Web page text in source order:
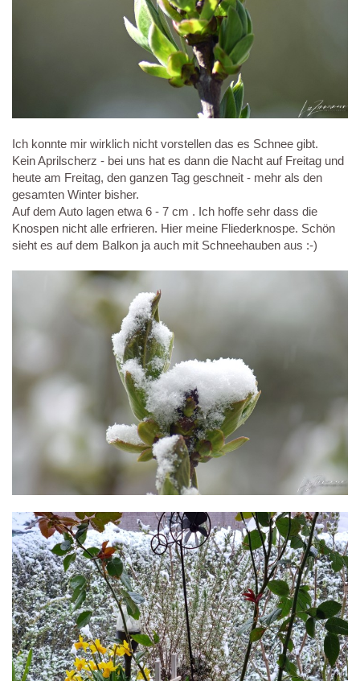
Ich konnte mir wirklich nicht vorstellen das es Schnee gibt.
Kein Aprilscherz - bei uns hat es dann die Nacht auf Freitag und
heute am Freitag, den ganzen Tag geschneit - mehr als den
gesamten Winter bisher.
Auf dem Auto lagen etwa 6 - 7 cm . Ich hoffe sehr dass die
Knospen nicht alle erfrieren. Hier meine Fliederknospe. Schön
sieht es auf dem Balkon ja auch mit Schneehauben aus :-)